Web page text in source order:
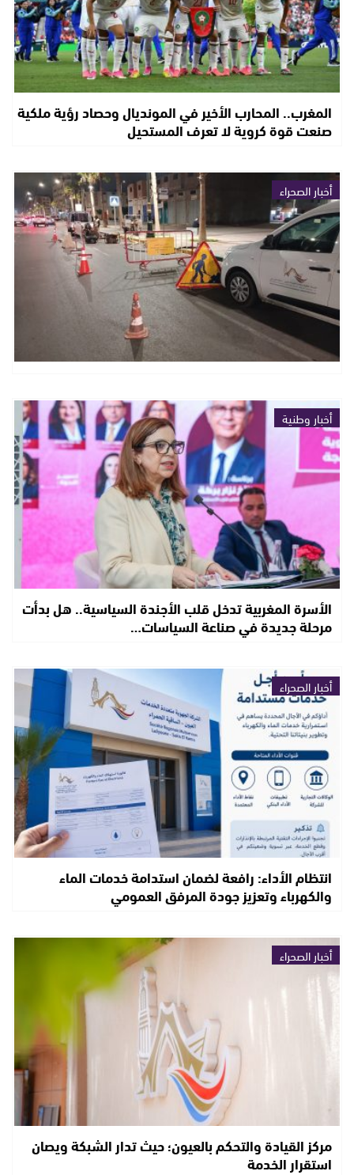
المغرب.. المحارب الأخير في المونديال وحصاد رؤية ملكية
صنعت قوة كروية لا تعرف المستحيل
أخبار الصحراء
أخبار وطنية
الأسرة المغربية تدخل قلب الأجندة السياسية.. هل بدأت
مرحلة جديدة في صناعة السياسات…
أخبار الصحراء
انتظام الأداء: رافعة لضمان استدامة خدمات الماء
والكهرباء وتعزيز جودة المرفق العمومي
أخبار الصحراء
مركز القيادة والتحكم بالعيون؛ حيث تدار الشبكة ويصان
استقرار الخدمة